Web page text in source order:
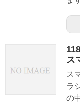
ス
ス
ラ
の